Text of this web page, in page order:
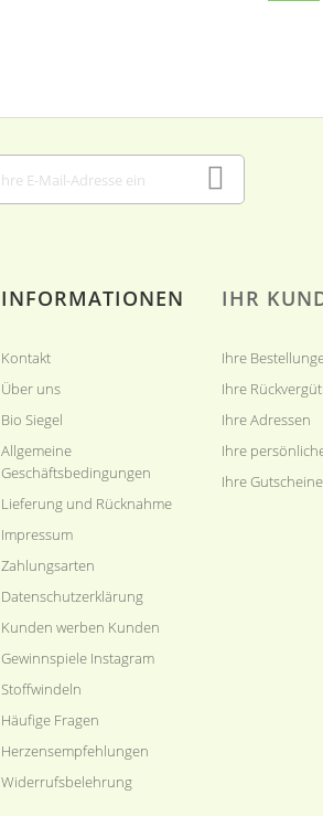
INFORMATIONEN
Kontakt
Über uns
Bio Siegel
Allgemeine
Geschäftsbedingungen
Lieferung und Rücknahme
Impressum
Zahlungsarten
Datenschutzerklärung
Kunden werben Kunden
Gewinnspiele Instagram
Stoffwindeln
Häufige Fragen
Herzensempfehlungen
Widerrufsbelehrung
IHR
Ihre
Ihre
Ihre Adressen
Ihre
Ihre Gutscheine